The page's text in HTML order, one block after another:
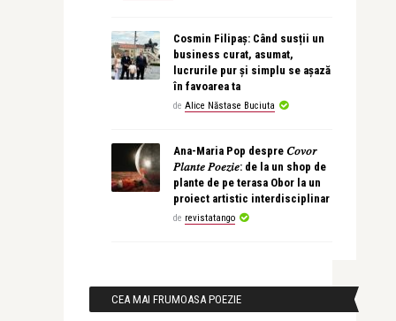
Cosmin Filipaș: Când susții un
business curat, asumat,
lucrurile pur și simplu se așază
în favoarea ta
de Alice Năstase Buciuta
Ana-Maria Pop despre 𝐶𝑜𝑣𝑜𝑟
𝑃𝑙𝑎𝑛𝑡𝑒 𝑃𝑜𝑒𝑧𝑖𝑒: de la un shop de
plante de pe terasa Obor la un
proiect artistic interdisciplinar
de revistatango
CEA MAI FRUMOASA POEZIE